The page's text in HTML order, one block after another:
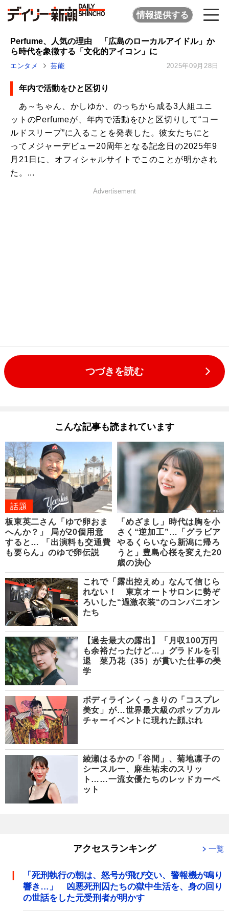
情報提供する
Perfume、人気の理由 「広島のローカルアイドル」か
ら時代を象徴する「文化的アイコン」に
エンタメ 芸能 2025年09月28日
年内で活動をひと区切り
あ～ちゃん、かしゆか、のっちから成る3人組ユニ
ットのPerfumeが、年内で活動をひと区切りして“コー
ルドスリープ”に入ることを発表した。彼女たちにと
ってメジャーデビュー20周年となる記念日の2025年9
月21日に、オフィシャルサイトでこのことが明かされ
た。...
Advertisement
つづきを読む
こんな記事も読まれています
話題
板東英二さん「ゆで卵おま
へんか？」 局が20個用意
すると… 「出演料も交通費
も要らん」のゆで卵伝説
「めざまし」時代は胸を小
さく“逆加工”…「グラビア
やるくらいなら新潟に帰ろ
うと」豊島心桜を変えた20
歳の決心
これで「露出控えめ」なんて信じら
れない！ 東京オートサロンに勢ぞ
ろいした“過激衣装“のコンパニオン
たち
【過去最大の露出】「月収100万円
も余裕だったけど…」グラドルを引
退 菜乃花（35）が貫いた仕事の美
学
ボディラインくっきりの「コスプレ
美女」が…世界最大級のポップカル
チャーイベントに現れた顔ぶれ
綾瀬はるかの「谷間」、菊地凛子の
シースルー、麻生祐未のスリッ
ト……一流女優たちのレッドカーペ
ット
アクセスランキング 一覧
「死刑執行の朝は、怒号が飛び交い、警報機が鳴り
響き…」 凶悪死刑囚たちの獄中生活を、身の回り
の世話をした元受刑者が明かす